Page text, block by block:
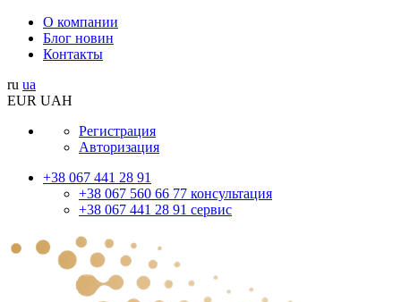
О компании
Блог новин
Контакты
ru ua
EUR UAH
Регистрация
Авторизация
+38 067 441 28 91
+38 067 560 66 77 консультация
+38 067 441 28 91 сервис